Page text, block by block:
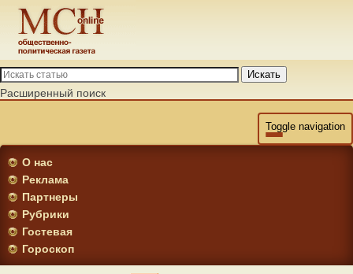
Искать
Расширенный поиск
Toggle navigation
О нас
Реклама
Партнеры
Рубрики
Гостевая
Гороскоп